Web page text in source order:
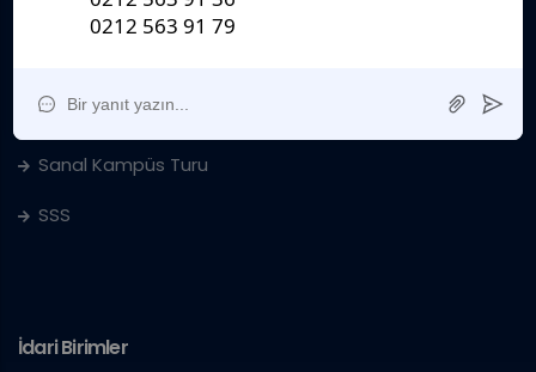
Kurumsal
IUS'ta Kariyer
Sanal Kampüs Turu
SSS
İdari Birimler